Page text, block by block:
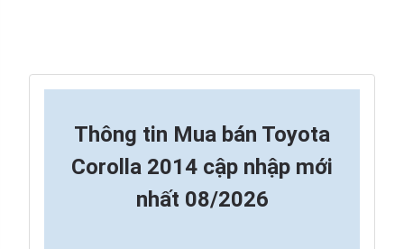
Thông tin Mua bán Toyota
Corolla 2014 cập nhập mới
nhất 08/2026